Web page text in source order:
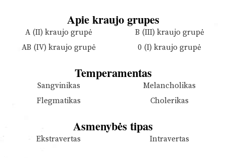
Apie kraujo grupes
A (II) kraujo grupė
B (III) kraujo grupė
AB (IV) kraujo grupė
0 (I) kraujo grupė
Temperamentas
Sangvinikas
Melancholikas
Flegmatikas
Cholerikas
Asmenybės tipas
Ekstravertas Intravertas